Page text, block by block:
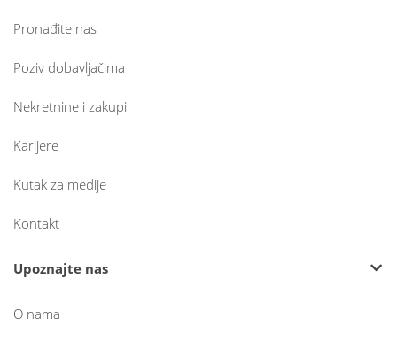
Pronađite nas
Poziv dobavljačima
Nekretnine i zakupi
Karijere
Kutak za medije
Kontakt
Upoznajte nas
O nama